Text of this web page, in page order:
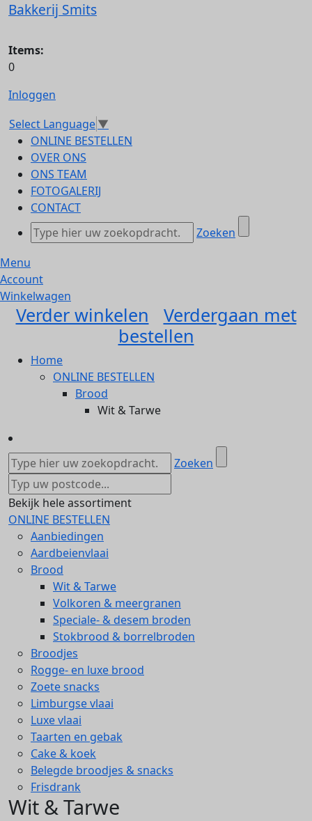
Bakkerij Smits
Items:
0
Inloggen
Select Language▼
ONLINE BESTELLEN
OVER ONS
ONS TEAM
FOTOGALERIJ
CONTACT
Zoeken
Menu
Account
Winkelwagen
Verder winkelen
Verdergaan met
bestellen
Home
ONLINE BESTELLEN
Brood
Wit & Tarwe
Zoeken
Bekijk hele assortiment
ONLINE BESTELLEN
Aanbiedingen
Aardbeienvlaai
Brood
Wit & Tarwe
Volkoren & meergranen
Speciale- & desem broden
Stokbrood & borrelbroden
Broodjes
Rogge- en luxe brood
Zoete snacks
Limburgse vlaai
Luxe vlaai
Taarten en gebak
Cake & koek
Belegde broodjes & snacks
Frisdrank
Wit & Tarwe